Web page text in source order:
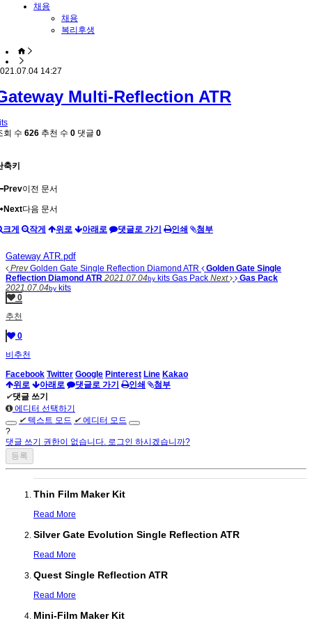
채용
채용
복리후생
14:27
Multi-Reflection ATR
회 수 626 추천 수 0 댓글 0
축키
Prev이전 문서
Next다음 문서
크게 작게 위로 아래로 댓글로 가기 인쇄 첨부
Gateway ATR.pdf
PrevGolden Gate Single Reflection Diamond ATR
Golden Gate Single
Reflection Diamond ATR 2021.07.04by kits Gas Pack Next
Gas Pack
2021.07.04by kits
0
추천
0
비추천
Facebook Twitter Google Pinterest Line Kakao
위로
아래로 댓글로 가기 인쇄
첨부
✔댓글 쓰기
에디터 선택하기
✔ 텍스트 모드 ✔에디터 모드
?
댓글 쓰기 권한이 없습니다. 로그인 하시겠습니까?
Thin Film Maker Kit
Read More
Silver Gate Evolution Single Reflection ATR
Read More
Quest Single Reflection ATR
Read More
Mini-Film Maker Kit